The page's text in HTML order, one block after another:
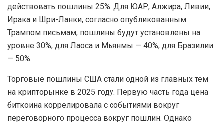
действовать пошлины 25%. Для ЮАР, Алжира, Ливии,
Ирака и Шри-Ланки, согласно опубликованным
Трампом письмам, пошлины будут установлены на
уровне 30%, для Лаоса и Мьянмы — 40%, для Бразилии
— 50%.
Торговые пошлины США стали одной из главных тем
на крипторынке в 2025 году. Первую часть года цена
биткоина коррелировала с событиями вокруг
переговорного процесса вокруг пошлин. Однако